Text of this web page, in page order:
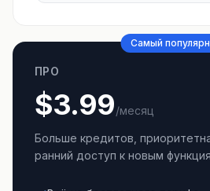
Самый
ПРО
$3.99/месяц
Больше кредитов,
ранний доступ к новым